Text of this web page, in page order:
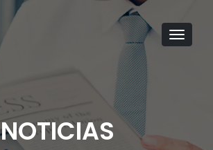
NOTICIAS